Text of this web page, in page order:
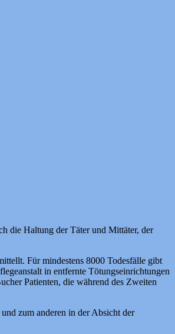
die Haltung der Täter und Mittäter, der
Für mindestens 8000 Todesfälle gibt
in entfernte Tötungseinrichtungen
Patienten, die während des Zweiten
zum anderen in der Absicht der